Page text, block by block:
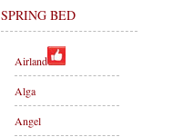
SPRING BED
Airland
Alga
Angel